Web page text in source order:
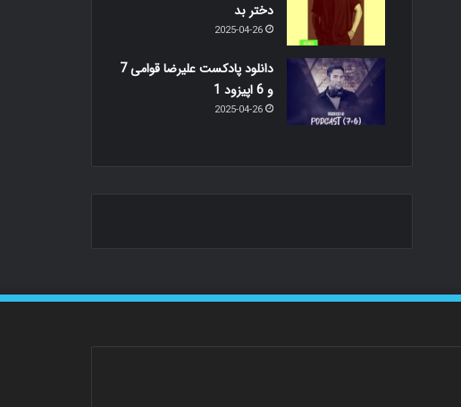
دختر بد
2025-04-26
دانلود پادکست علیرضا قوامی 7
و 6 اپیزود 1
2025-04-26